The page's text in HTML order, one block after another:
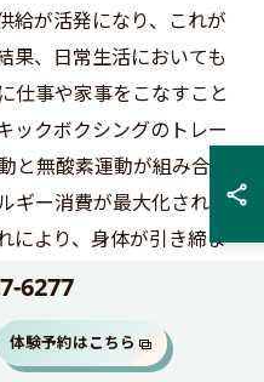
給が活発になり、これが
果、日常生活においても
仕事や家事をこなすこと
ックボクシングのトレー
と無酸素運動が組み合わ
ギー消費が最大化され、
により、身体が引き締ま
持にも役立ちます。そし
高揚感を得ることができ
6277
体験予約はこちら